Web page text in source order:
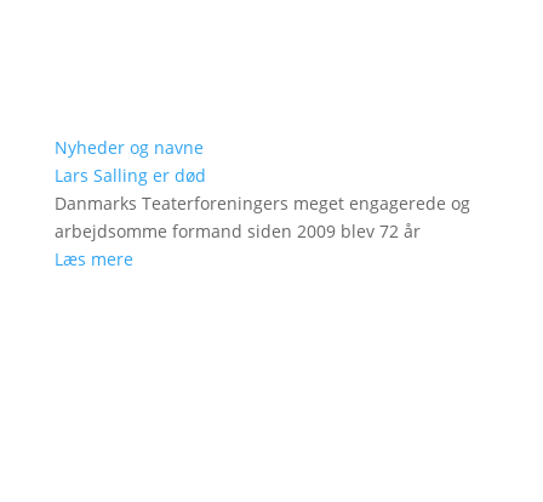
Nyheder og navne
Lars Salling er død
Danmarks Teaterforeningers meget engagerede og
arbejdsomme formand siden 2009 blev 72 år
Læs mere